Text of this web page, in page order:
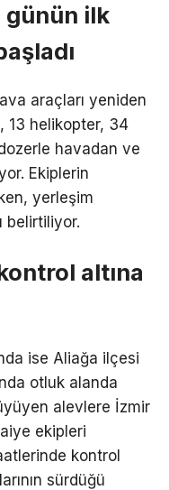
günün ilk
araçları yeniden
13 helikopter, 34
havadan ve
Ekiplerin
yerleşim
belirtiliyor.
altına
ise Aliağa ilçesi
otluk alanda
alevlere İzmir
ekipleri
kontrol
sürdüğü